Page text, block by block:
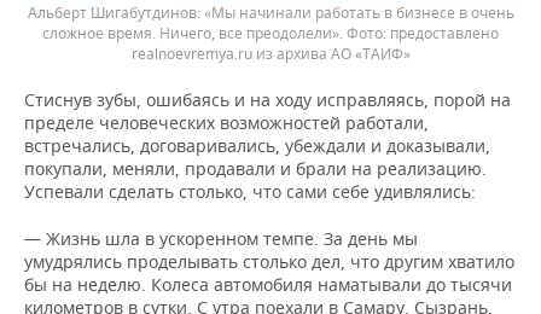
Альберт Шигабутдинов: «Мы начинали работать в бизнесе в очень
сложное время. Ничего, все преодолели».
предоставлено
realnoevremya.ru из архива АО «ТАИФ»
Стиснув зубы, ошибаясь и на ходу исправляясь, порой на
пределе человеческих возможностей работали,
встречались, договаривались, убеждали и доказывали,
покупали, меняли, продавали и брали на реализацию.
Успевали сделать столько, что сами себе удивлялись:
— Жизнь шла в ускоренном темпе. За день мы
умудрялись проделывать столько дел, что другим хватило
бы на неделю. Колеса автомобиля наматывали до тысячи
километров в сутки. С утра поехали в Самару, Сызрань,